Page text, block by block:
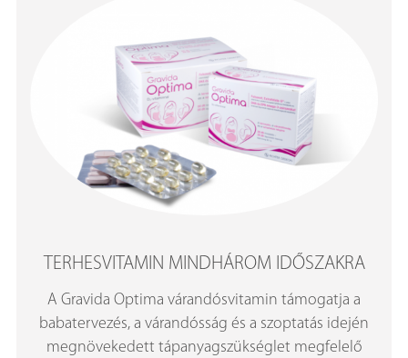
TERHESVITAMIN MINDHÁROM IDŐSZAKRA
A Gravida Optima várandósvitamin támogatja a
babatervezés, a várandósság és a szoptatás idején
megnövekedett tápanyagszükséglet megfelelő